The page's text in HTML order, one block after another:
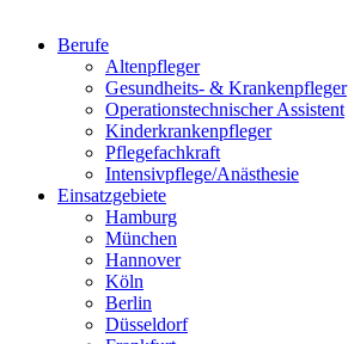
Berufe
Altenpfleger
Gesundheits- & Krankenpfleger
Operationstechnischer Assistent
Kinderkrankenpfleger
Pflegefachkraft
Intensivpflege/Anästhesie
Einsatzgebiete
Hamburg
München
Hannover
Köln
Berlin
Düsseldorf